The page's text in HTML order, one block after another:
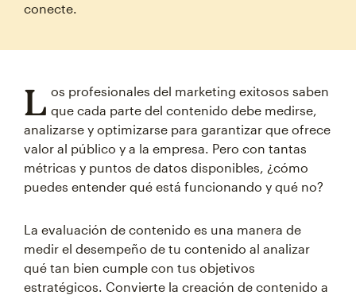
conecte.
L os profesionales del marketing exitosos saben
que cada parte del contenido debe medirse,
analizarse y optimizarse para garantizar que ofrece
valor al público y a la empresa. Pero con tantas
métricas y puntos de datos disponibles, ¿cómo
puedes entender qué está funcionando y qué no?
La evaluación de contenido es una manera de
medir el desempeño de tu contenido al analizar
qué tan bien cumple con tus objetivos
estratégicos. Convierte la creación de contenido a